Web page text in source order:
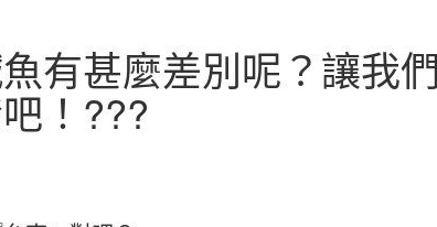
有甚麼差別呢？讓我
！???